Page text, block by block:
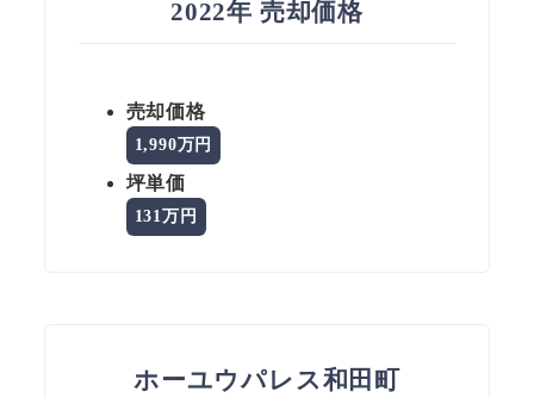
2022年 売却価格
売却価格
1,990万円
坪単価
131万円
ホーユウパレス和田町